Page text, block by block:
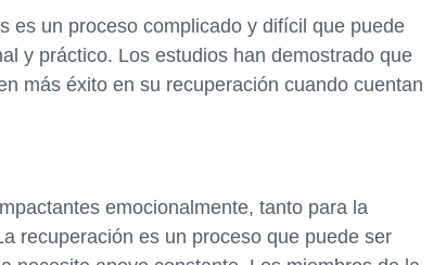
es un proceso complicado y difícil que puede
y práctico. Los estudios han demostrado que
más éxito en su recuperación cuando cuentan
emocionalmente, tanto para la
recuperación es un proceso que puede ser